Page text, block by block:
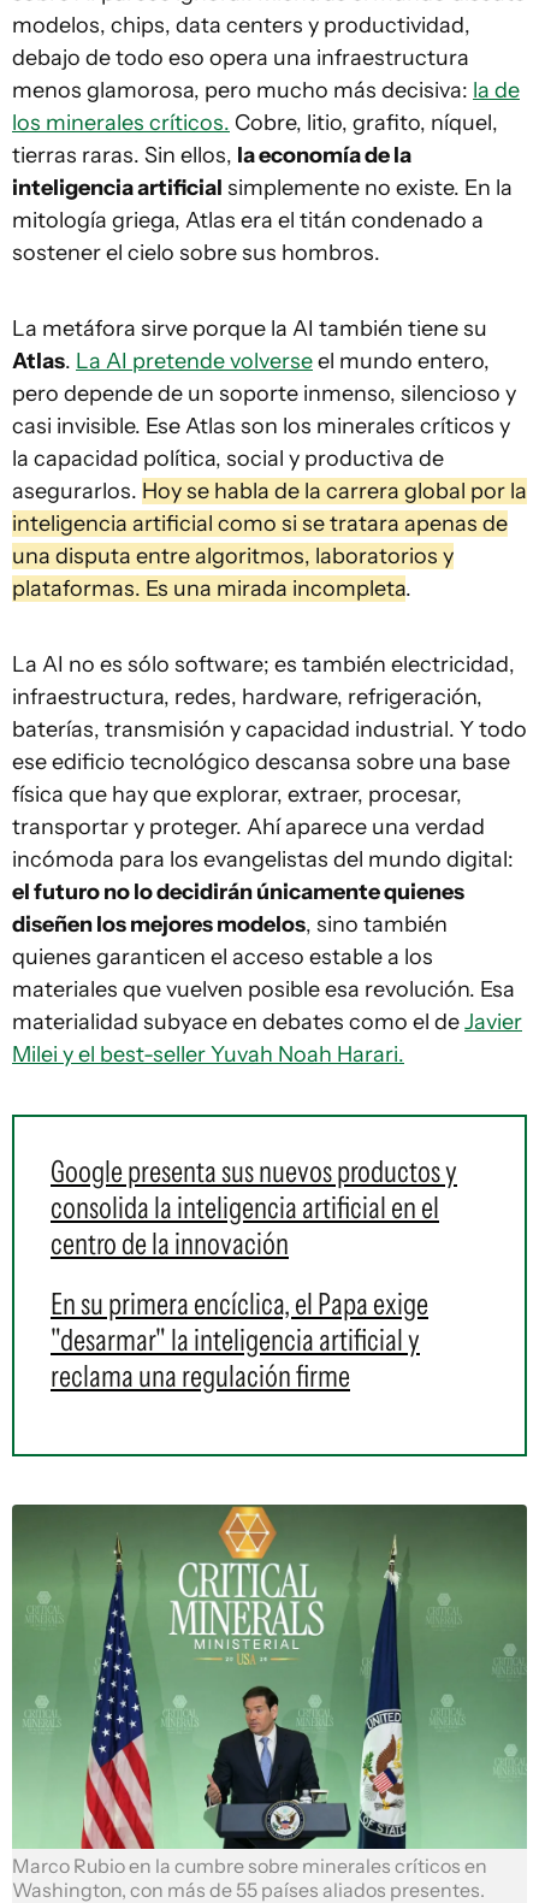
modelos, chips, data centers y productividad,
debajo de todo eso opera una infraestructura
menos glamorosa, pero mucho más decisiva: la de
los minerales críticos. Cobre, litio, grafito, níquel,
tierras raras. Sin ellos, la economía de la
inteligencia artificial simplemente no existe. En la
mitología griega, Atlas era el titán condenado a
sostener el cielo sobre sus hombros.
La metáfora sirve porque la AI también tiene su
Atlas. La AI pretende volverseel mundo entero,
pero depende de un soporte inmenso, silencioso y
casi invisible. Ese Atlas son los minerales críticos y
la capacidad política, social y productiva de
asegurarlos. Hoy se habla de la carrera global por la
inteligencia artificial como si se tratara apenas de
una disputa entre algoritmos, laboratorios y
plataformas. Es una mirada incompleta.
La AI no es sólo software; es también electricidad,
infraestructura, redes, hardware, refrigeración,
baterías, transmisión y capacidad industrial. Y todo
ese edificio tecnológico descansa sobre una base
física que hay que explorar, extraer, procesar,
transportar y proteger. Ahí aparece una verdad
incómoda para los evangelistas del mundo digital:
el futuro no lo decidirán únicamente quienes
diseñen los mejores modelos, sino también
quienes garanticen el acceso estable a los
materiales que vuelven posible esa revolución. Esa
materialidad subyace en debates como el deJavier
Milei y el best-seller Yuvah Noah Harari.
Google presenta sus nuevos productos y
consolida la inteligencia artificial en el
centro de la innovación
En su primera encíclica, el Papa exige
"desarmar" la inteligencia artificial y
reclama una regulación firme
Marco Rubio en la cumbre sobre minerales críticos en
Washington, con más de 55 países aliados presentes.